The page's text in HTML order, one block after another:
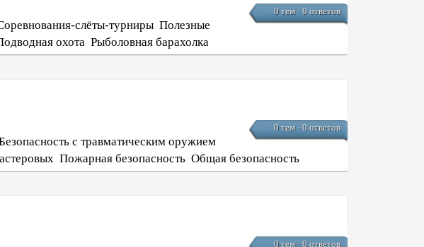
0 тем · 0 ответов
слёты-турниры Полезные
охота Рыболовная барахолка
0 тем · 0 ответов
с травматическим оружием
Пожарная безопасность Общая безопасность
0 тем · 0 ответов